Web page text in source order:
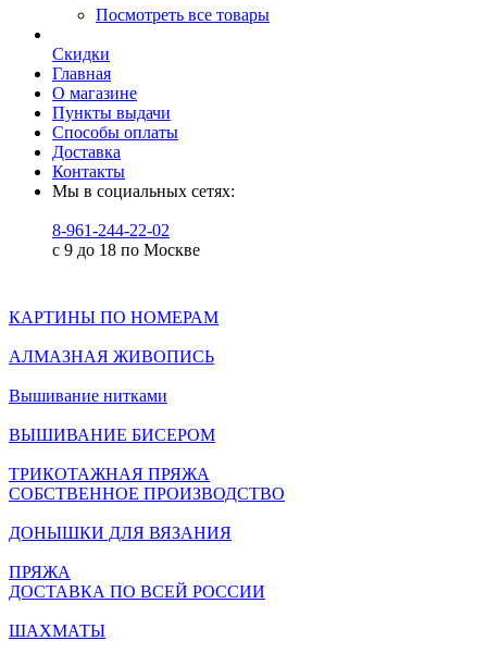
Посмотреть все товары
Скидки
Главная
О магазине
Пункты выдачи
Способы оплаты
Доставка
Контакты
Мы в социальных сетях:
8-961-244-22-02
с 9 до 18 по Москве
КАРТИНЫ ПО НОМЕРАМ
АЛМАЗНАЯ ЖИВОПИСЬ
Вышивание нитками
ВЫШИВАНИЕ БИСЕРОМ
ТРИКОТАЖНАЯ ПРЯЖА
СОБСТВЕННОЕ ПРОИЗВОДСТВО
ДОНЫШКИ ДЛЯ ВЯЗАНИЯ
ПРЯЖА
ДОСТАВКА ПО ВСЕЙ РОССИИ
ШАХМАТЫ